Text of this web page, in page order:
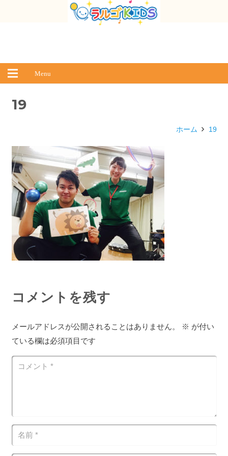
Menu
19
ホーム 19
コメントを残す
メールアドレスが公開されることはありません。 ※ が付い
ている欄は必須項目です